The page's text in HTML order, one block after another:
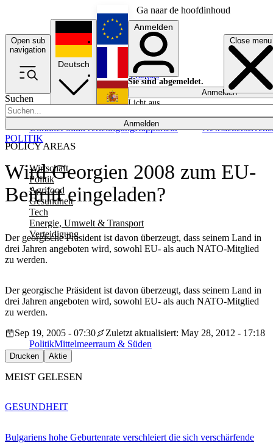
Ga naar de hoofdinhoud
Open sub
navigation
Close menu
Suchen
Anmelden
POLICY AREAS
Wirtschaft
Politik
Agrifood
Gesundheit
Tech
Energie, Umwelt & Transport
Verteidigung
UkrainePolitikVerteidigungRapporteur NewslettersEvents
Deutsch
English
Français
Anmelden
Sie sind abgemeldet.
Anmelden
Licht aus
Wird Georgien 2008 zum EU-
Beitritt eingeladen?
Der georgische Präsident ist davon überzeugt, dass seinem Land in
drei Jahren angeboten wird, sowohl EU- als auch NATO-Mitglied
zu werden.
POLITIK
Der georgische Präsident ist davon überzeugt, dass seinem Land in
drei Jahren angeboten wird, sowohl EU- als auch NATO-Mitglied
zu werden.
Sep 19, 2005 - 07:30
Zuletzt aktualisiert: May 28, 2012 - 17:18
PolitikMittelmeerraum & Süden
Drucken Aktie
MEIST GELESEN
Bulgariens hohe Geburtenrate verschleiert die sich verschärfende
GESUNDHEIT